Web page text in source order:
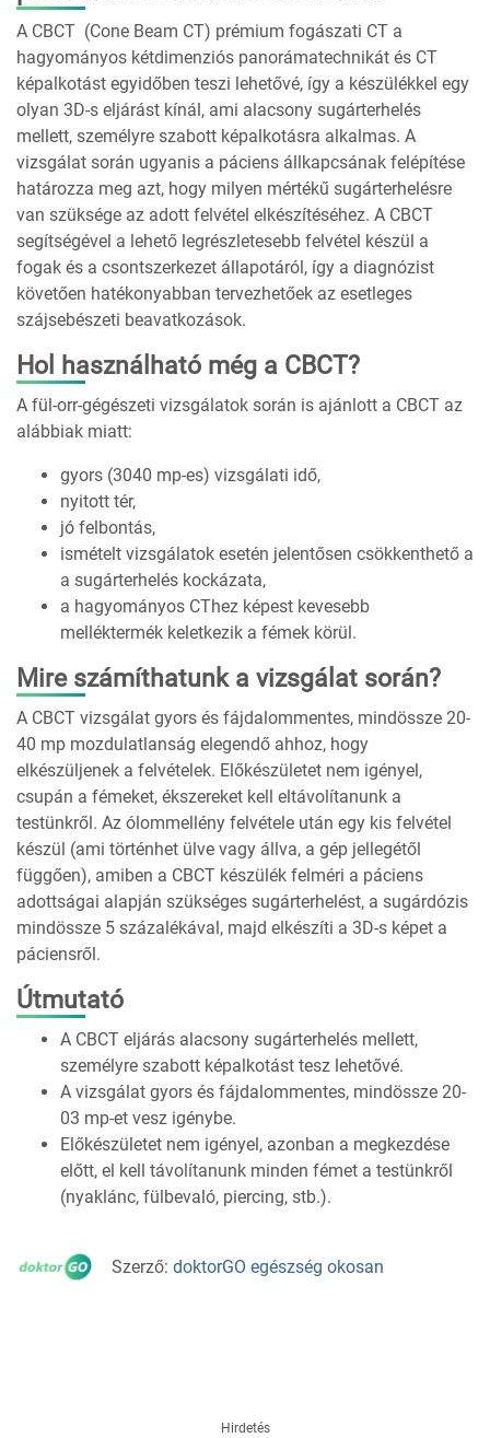
A CBCT (Cone Beam CT) prémium fogászati CT a
hagyományos kétdimenziós panorámatechnikát és CT
képalkotást egyidőben teszi lehetővé, így a készülékkel egy
olyan 3D-s eljárást kínál, ami alacsony sugárterhelés
mellett, személyre szabott képalkotásra alkalmas. A
vizsgálat során ugyanis a páciens állkapcsának felépítése
határozza meg azt, hogy milyen mértékű sugárterhelésre
van szüksége az adott felvétel elkészítéséhez. A CBCT
segítségével a lehető legrészletesebb felvétel készül a
fogak és a csontszerkezet állapotáról, így a diagnózist
követően hatékonyabban tervezhetőek az esetleges
szájsebészeti beavatkozások.
Hol használható még a CBCT?
A fül-orr-gégészeti vizsgálatok során is ajánlott a CBCT az
alábbiak miatt:
gyors (3040 mp-es) vizsgálati idő,
nyitott tér,
jó felbontás,
ismételt vizsgálatok esetén jelentősen csökkenthető a
a sugárterhelés kockázata,
a hagyományos CThez képest kevesebb
melléktermék keletkezik a fémek körül.
Mire számíthatunk a vizsgálat során?
A CBCT vizsgálat gyors és fájdalommentes, mindössze 20-
40 mp mozdulatlanság elegendő ahhoz, hogy
elkészüljenek a felvételek. Előkészületet nem igényel,
csupán a fémeket, ékszereket kell eltávolítanunk a
testünkről. Az ólommellény felvétele után egy kis felvétel
készül (ami történhet ülve vagy állva, a gép jellegétől
függően), amiben a CBCT készülék felméri a páciens
adottságai alapján szükséges sugárterhelést, a sugárdózis
mindössze 5 százalékával, majd elkészíti a 3D-s képet a
páciensről.
Útmutató
A CBCT eljárás alacsony sugárterhelés mellett,
személyre szabott képalkotást tesz lehetővé.
A vizsgálat gyors és fájdalommentes, mindössze 20-
03 mp-et vesz igénybe.
Előkészületet nem igényel, azonban a megkezdése
előtt, el kell távolítanunk minden fémet a testünkről
(nyaklánc, fülbevaló, piercing, stb.).
Szerző: doktorGO egészség okosan
Hirdetés